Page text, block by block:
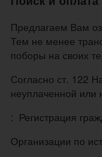
Предлагаем Вам
Тем не менее
поборы на своих
Согласно ст. 122
неуплаченной или
: Регистрация
Организации по